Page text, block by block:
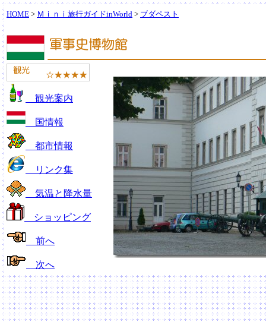
HOME > Ｍｉｎｉ旅行ガイドinWorld > ブダペスト
観光案内
国情報
都市情報
リンク集
気温と降水量
ショッピング
前へ
次へ